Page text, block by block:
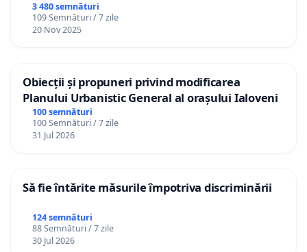
3 480 semnături
109 Semnături / 7 zile
20 Nov 2025
Obiecții și propuneri privind modificarea
Planului Urbanistic General al orașului Ialoveni
100 semnături
100 Semnături / 7 zile
31 Jul 2026
Să fie întărite măsurile împotriva discriminării
124 semnături
88 Semnături / 7 zile
30 Jul 2026